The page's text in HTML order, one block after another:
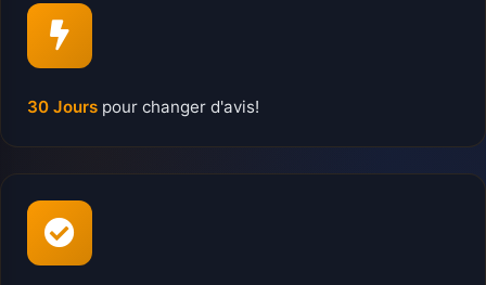
30 Jours pour changer d'avis!